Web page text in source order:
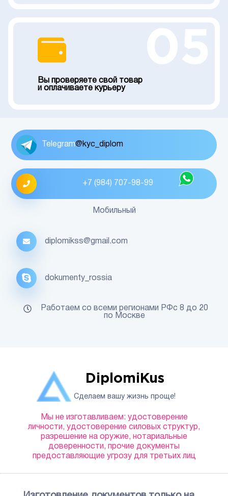
Вы проверяете свой товар
и оплачиваете курьеру
DiplomiKus
Сделаем вашу жизнь проще!
Мы не изготавливаем: удостоверение
личности, удостоверение силовых структур,
разрешение на оружие, нотариальные
доверенности, прочие документы
предоставляющие угрозу для третьих лиц
Telegram@kyc_diplom
+7 (984) 707-98-99
Мобильный
diplomikss@gmail.com
dokumenty_rossia
Работаем со всеми регионами РФс 8 до 20
по Москве